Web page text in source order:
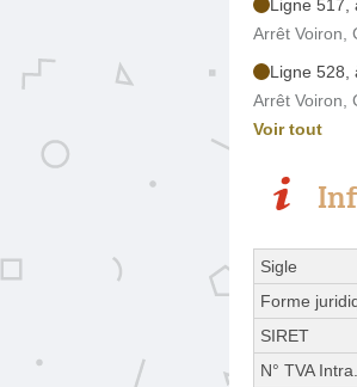
Ligne 517,
Arrêt Voiron,
Ligne 528,
Arrêt Voiron,
Voir tout
Sigle
Forme
SIRET
N° TVA Intra.